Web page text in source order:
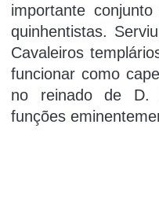
importante
quinhentistas.
Cavaleiros
funcionar como
no reinado de D.
funções